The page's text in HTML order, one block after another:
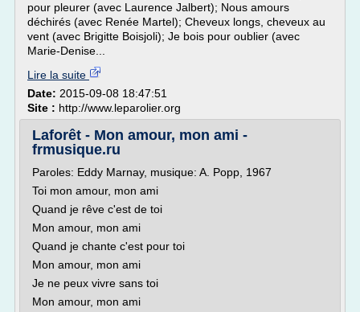
pour pleurer (avec Laurence Jalbert); Nous amours
déchirés (avec Renée Martel); Cheveux longs, cheveux au
vent (avec Brigitte Boisjoli); Je bois pour oublier (avec
Marie-Denise...
Lire la suite
Date: 2015-09-08 18:47:51
Site : http://www.leparolier.org
Laforêt - Mon amour, mon ami -
frmusique.ru
Paroles: Eddy Marnay, musique: A. Popp, 1967
Toi mon amour, mon ami
Quand je rêve c'est de toi
Mon amour, mon ami
Quand je chante c'est pour toi
Mon amour, mon ami
Je ne peux vivre sans toi
Mon amour, mon ami